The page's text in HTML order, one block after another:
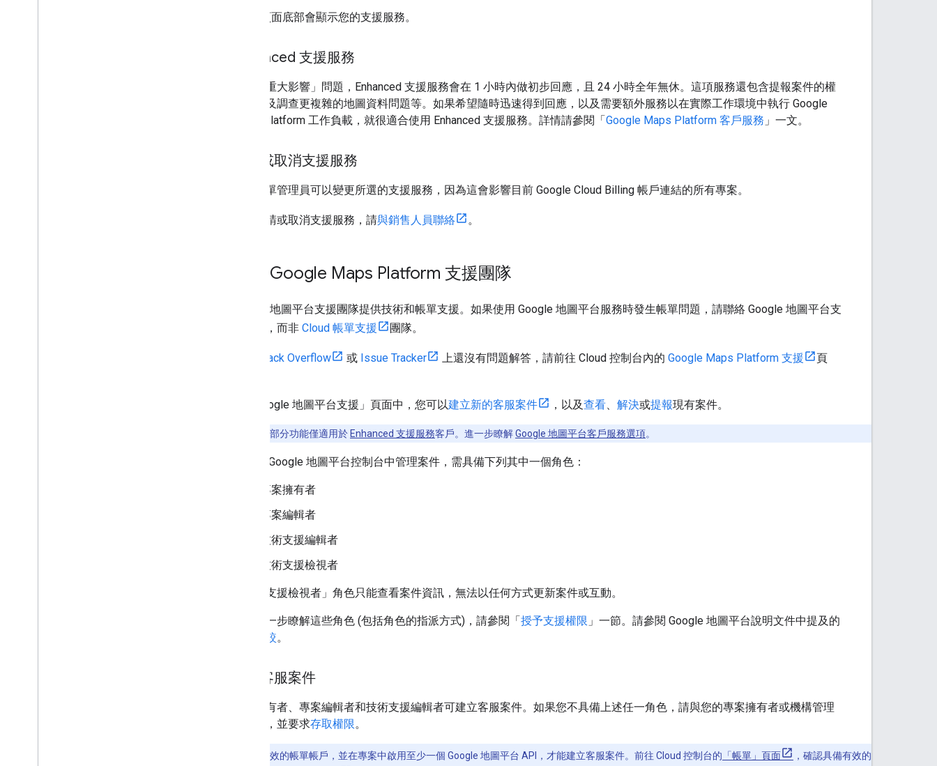
頁面底部會顯示您的支援服務。
Enhanced 支援服務
對於「重大影響」問題，Enhanced 支援服務會在 1 小時內做初步回應，且 24 小時全年無休。這項服務還包含提報案件的權
利，以及調查更複雜的地圖資料問題等。如果希望隨時迅速得到回應，以及需要額外服務以在實際工作環境中執行 Google
Maps Platform 工作負載，就很適合使用 Enhanced 支援服務。詳情請參閱「Google Maps Platform 客戶服務 」一文。
申請或取消支援服務
只有帳單管理員可以變更所選的支援服務，因為這會影響目前 Google Cloud Billing 帳戶連結的所有專案。
如要申請或取消支援服務，請與銷售人員聯絡 。
聯絡 Google Maps Platform 支援團隊
Google 地圖平台支援團隊提供技術和帳單支援。如果使用 Google 地圖平台服務時發生帳單問題，請聯絡 Google 地圖平台支
援團隊，而非 Cloud 帳單支援 團隊。
Stack Overflow 或 Issue Tracker 上還沒有問題解答，請前往 Cloud 控制台內的 Google Maps Platform 支援
頁
在「Google 地圖平台支援」頁面中，您可以建立新的客服案件 ，以及查看、 解決或提報現有案件。
支援服務的部分功能僅適用於 Enhanced 支援服務客戶。進一步瞭解Google 地圖平台客戶服務選項。
如要在 Google 地圖平台控制台中管理案件，需具備下列其中一個角色：
專案擁有者
專案編輯者
技術支援編輯者
技術支援檢視者
「技術支援檢視者」角色只能查看案件資訊，無法以任何方式更新案件或互動。
如要進一步瞭解這些角色 (包括角色的指派方式)，請參閱「授予支援權限 」一節。請參閱 Google 地圖平台說明文件中提及的
角色比較。
建立客服案件
專案擁有者、專案編輯者和技術支援編輯者可建立客服案件。如果您不具備上述任一角色，請與您的專案擁有者或機構管理
員聯絡，並要求存取權限。
務必具備有效的帳單帳戶，並在專案中啟用至少一個 Google 地圖平台 API，才能建立客服案件。前往 Cloud 控制台的 「帳單」頁面
，確認具備有效的